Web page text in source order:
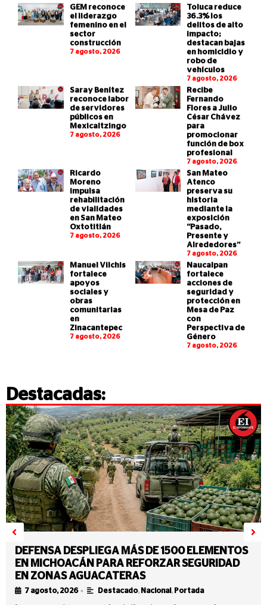
GEM reconoce
el liderazgo
femenino en el
sector
construcción
7 agosto, 2026
Toluca reduce
36.3% los
delitos de alto
impacto;
destacan bajas
en homicidio y
robo de
vehículos
7 agosto, 2026
Saray Benítez
reconoce labor
de servidores
públicos en
Mexicaltzingo
7 agosto, 2026
Recibe
Fernando
Flores a Julio
César Chávez
para
promocionar
función de box
profesional
7 agosto, 2026
Ricardo
Moreno
impulsa
rehabilitación
de vialidades
en San Mateo
Oxtotitlán
7 agosto, 2026
San Mateo
Atenco
preserva su
historia
mediante la
exposición
“Pasado,
Presente y
Alrededores”
7 agosto, 2026
Manuel Vilchis
fortalece
apoyos
sociales y
obras
comunitarias
en
Zinacantepec
7 agosto, 2026
Naucalpan
fortalece
acciones de
seguridad y
protección en
Mesa de Paz
con
Perspectiva de
Género
7 agosto, 2026
Destacadas:
DEFENSA DESPLIEGA MÁS DE 1500 ELEMENTOS
EN MICHOACÁN PARA REFORZAR SEGURIDAD
EN ZONAS AGUACATERAS
7 agosto, 2026 • Destacado, Nacional , Portada